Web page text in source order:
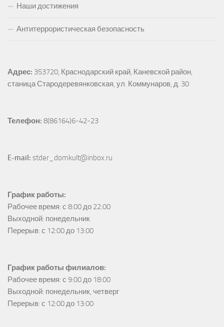
Наши достижения
Антитеррористическая безопасность
Адрес: 353720, Краснодарский край, Каневской район,
станица Стародеревянковская, ул. Коммунаров, д. 30
Телефон: 8(86164)6-42-23
E-mail: stder_domkult@inbox.ru
График работы:
Рабочее время: с 8:00 до 22:00
Выходной: понедельник
Перерыв: с 12:00 до 13:00
График работы филиалов:
Рабочее время: с 9:00 до 18:00
Выходной: понедельник, четверг
Перерыв: с 12:00 до 13:00